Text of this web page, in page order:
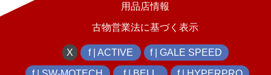
用品店情報
古物営業法に基づく表示
X f | ACTIVE f | GALE SPEED